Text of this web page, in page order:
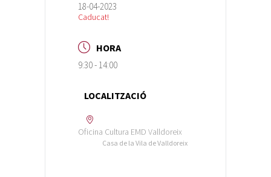
18-04-2023
Caducat!
HORA
9:30 - 14:00
LOCALITZACIÓ
Oficina Cultura EMD Valldoreix
Casa de la Vila de Valldoreix